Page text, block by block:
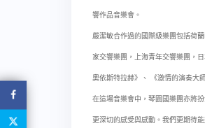
響作品音樂會。
嚴潔敏合作過的國際級樂團包括荷
家交響樂團，上海青年交響樂團，
奧依斯特拉赫》、 《激情的演奏大
在這場音樂會中，琴園國樂團亦將
更深切的感受與感動。我們更期待